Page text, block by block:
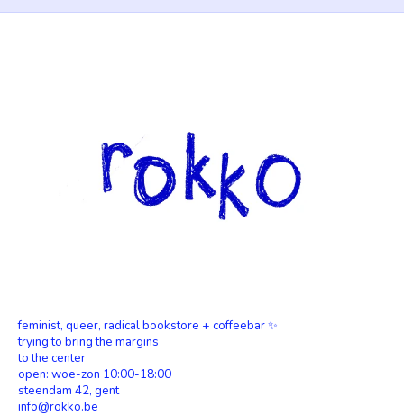
feminist, queer, radical bookstore + coffeebar ✨
trying to bring the margins
to the center
open: woe-zon 10:00-18:00
steendam 42, gent
info@rokko.be